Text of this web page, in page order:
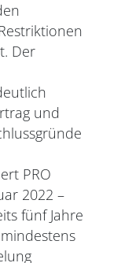
Der
und
PRO
2022 –
fünf Jahre